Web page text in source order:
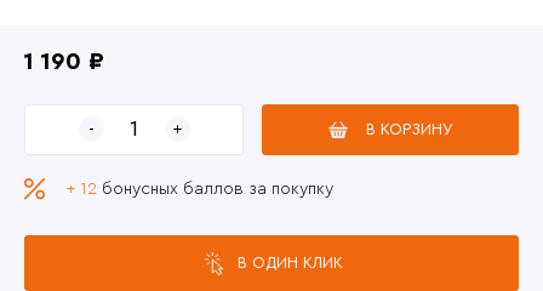
1 190 ₽
В КОРЗИНУ
+ 12 бонусных баллов за покупку
В ОДИН КЛИК